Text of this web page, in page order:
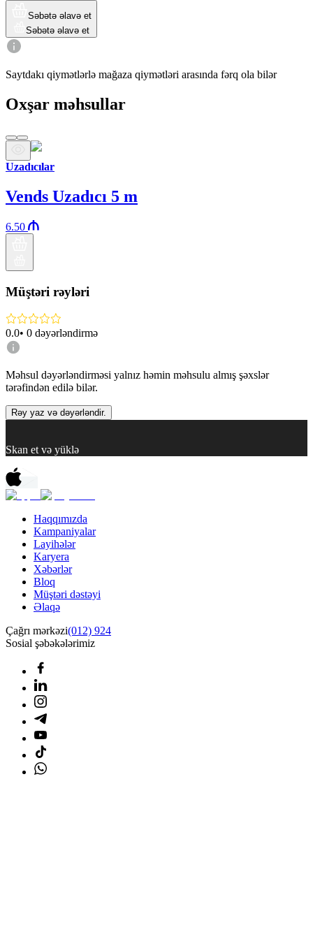
Səbətə əlavə et
Səbətə əlavə et
Saytdakı qiymətlərlə mağaza qiymətləri arasında fərq ola bilər
Oxşar məhsullar
Uzadıcılar
Vends Uzadıcı 5 m
6.50
Müştəri rəyləri
0.0• 0 dəyərləndirmə
Məhsul dəyərləndirməsi yalnız həmin məhsulu almış şəxslər
tərəfindən edilə bilər.
Rəy yaz və dəyərləndir.
Skan et və yüklə
Haqqımızda
Kampaniyalar
Layihələr
Karyera
Xəbərlər
Bloq
Müştəri dəstəyi
Əlaqə
Çağrı mərkəzi(012) 924
Sosial şəbəkələrimiz